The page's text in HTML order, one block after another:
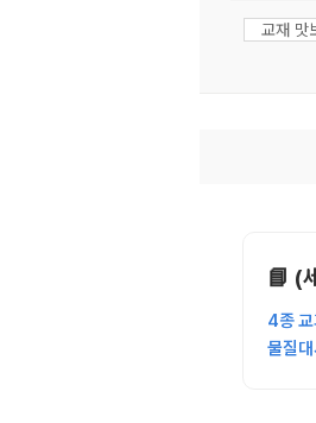
교재 맛
📘 (
4종 교
물질